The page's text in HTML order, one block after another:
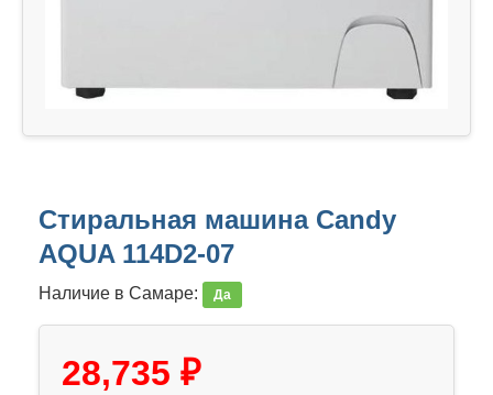
Стиральная машина Candy
AQUA 114D2-07
Наличие в Самаре: Да
28,735 ₽